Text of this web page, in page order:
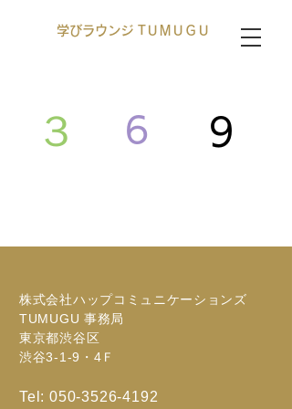
学びラウンジ TＵＭＵＧＵ
３ 6 9
株式会社ハップコミュニケーションズ
​TUMUGU 事務局
東京都渋谷区
渋谷3-1-9・4Ｆ
Tel: 050-3526-4192